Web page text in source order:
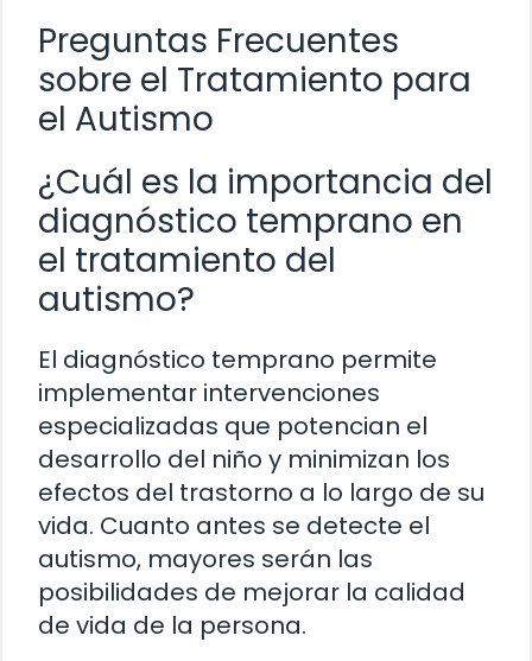
Preguntas Frecuentes
sobre el Tratamiento para
el Autismo
¿Cuál es la importancia del
diagnóstico temprano en
el tratamiento del
autismo?
El diagnóstico temprano permite
implementar intervenciones
especializadas que potencian el
desarrollo del niño y minimizan los
efectos del trastorno a lo largo de su
vida. Cuanto antes se detecte el
autismo, mayores serán las
posibilidades de mejorar la calidad
de vida de la persona.